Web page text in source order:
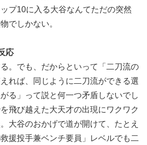
プ10に入る大谷なんてただの突然
でしかない。
応
。でも、だからといって「二刀流の
れば、同じように二刀流ができる選
る」って説と何一つ矛盾しないでし
飛び越えた大天才の出現にワクワク
大谷のおかげで道が開けて、たとえ
救援投手兼ベンチ要員」レベルでも二